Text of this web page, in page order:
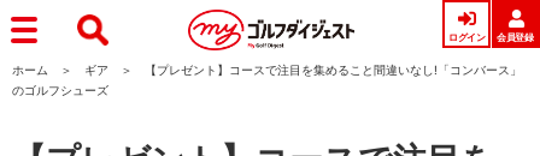
ログイン 会員登録
ホーム ギア
【プレゼント】コースで注目を集めること間違いなし!「コンバース」
のゴルフシューズ